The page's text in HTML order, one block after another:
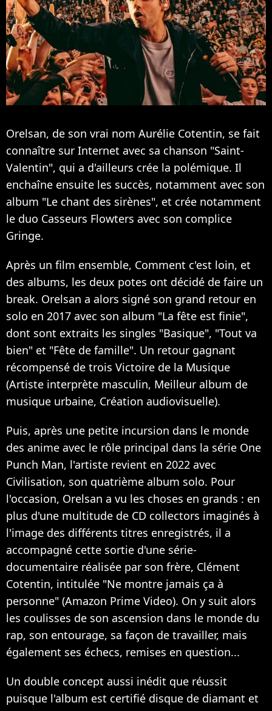
Orelsan, de son vrai nom Aurélie Cotentin, se fait
connaître sur Internet avec sa chanson "Saint-
Valentin", qui a d'ailleurs crée la polémique. Il
enchaîne ensuite les succès, notamment avec son
album "Le chant des sirènes", et crée notamment
le duo Casseurs Flowters avec son complice
Gringe.
Après un film ensemble, Comment c'est loin, et
des albums, les deux potes ont décidé de faire un
break. Orelsan a alors signé son grand retour en
solo en 2017 avec son album "La fête est finie",
dont sont extraits les singles "Basique", "Tout va
bien" et "Fête de famille". Un retour gagnant
récompensé de trois Victoire de la Musique
(Artiste interprète masculin, Meilleur album de
musique urbaine, Création audiovisuelle).
Puis, après une petite incursion dans le monde
des anime avec le rôle principal dans la série One
Punch Man, l'artiste revient en 2022 avec
Civilisation, son quatrième album solo. Pour
l'occasion, Orelsan a vu les choses en grands : en
plus d'une multitude de CD collectors imaginés à
l'image des différents titres enregistrés, il a
accompagné cette sortie d'une série-
documentaire réalisée par son frère, Clément
Cotentin, intitulée "Ne montre jamais ça à
personne" (Amazon Prime Video). On y suit alors
les coulisses de son ascension dans le monde du
rap, son entourage, sa façon de travailler, mais
également ses échecs, remises en question...
Un double concept aussi inédit que réussit
puisque l'album est certifié disque de diamant et